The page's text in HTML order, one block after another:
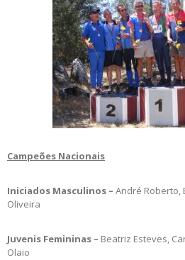
Campeões Nacionais
Iniciados Masculinos – André Roberto,
Oliveira
Juvenis Femininas – Beatriz Esteves,
Olaio